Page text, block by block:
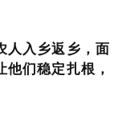
人入乡返乡，面
们稳定扎根，